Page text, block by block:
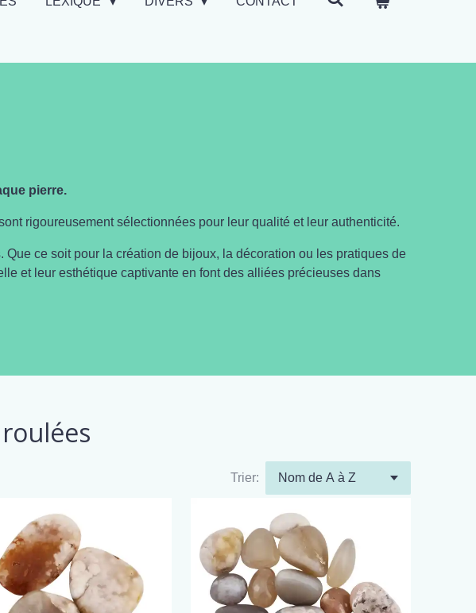
pierre.
rigoureusement sélectionnées pour leur qualité et leur authenticité.
ce soit pour la création de bijoux, la décoration ou les pratiques de
et leur esthétique captivante en font des alliées précieuses dans
Trier: